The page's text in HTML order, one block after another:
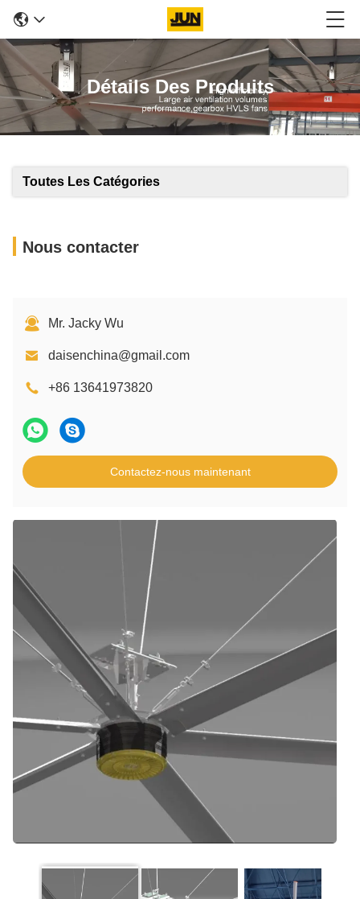
Détails Des Produits
Toutes Les Catégories
Nous contacter
Mr. Jacky Wu
daisenchina@gmail.com
+86 13641973820
Contactez-nous maintenant